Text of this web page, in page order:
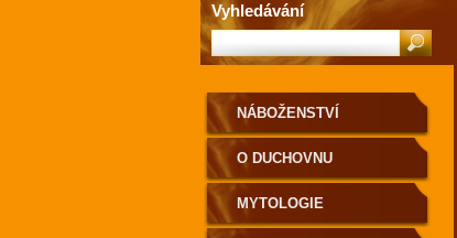
NÁBOŽENSTVÍ
O DUCHOVNU
MYTOLOGIE
Vyhledávání